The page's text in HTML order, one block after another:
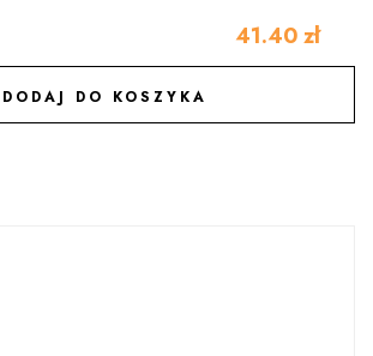
41.40 zł
DODAJ DO KOSZYKA
DODAJ DO ULUBIONYCH